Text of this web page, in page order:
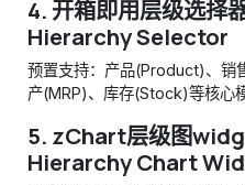
4. 开箱即用层级选
Hierarchy Selector
预置支持：产品(Product)、销
产(MRP)、库存(Stock)等核心
5. zChart层级图
Hierarchy Chart